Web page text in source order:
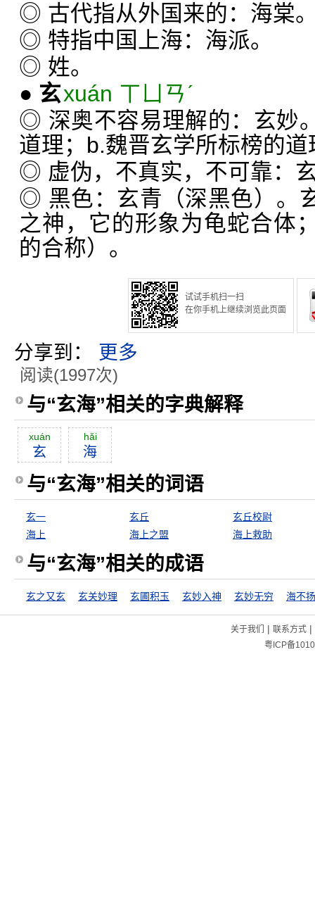
◎ 古代指从外国来的：海棠
◎ 特指中国上海：海派。
◎ 姓。
● 玄xuán ㄒㄩㄢˊ
◎ 深奥不容易理解的：玄妙
道理；b.魏晋玄学所标榜的
◎ 虚伪，不真实，不可靠：
◎ 黑色：玄青（深黑色）。
之神，它的形象为龟蛇合体
的合称）。
试试手机扫一扫
在你手机上继续浏览此页面
分享到： 更多
阅读(1997次)
与“玄海”相关的字典解释
xuán
玄
hăi
海
与“玄海”相关的词语
玄一 玄丘
玄丘校尉
海上
海上之盟 海上救助
与“玄海”相关的成语
玄之又玄 玄关妙理 玄圃积玉 玄妙入神 玄妙无穷 海不
关于我们 | 联系方式|
粤ICP备